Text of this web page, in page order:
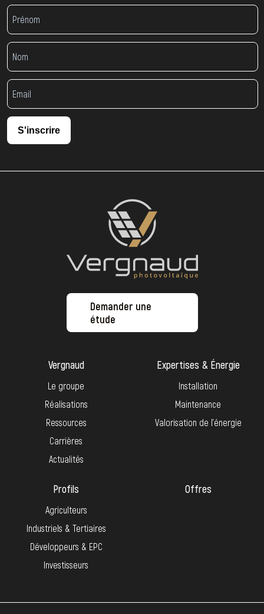
S'inscrire
Demander une
étude
Vergnaud
Le groupe
Réalisations
Ressources
Carrières
Actualités
Expertises & Énergie
Installation
Maintenance
Valorisation de l’énergie
Profils
Agriculteurs
Industriels & Tertiaires
Développeurs & EPC
Investisseurs
Offres